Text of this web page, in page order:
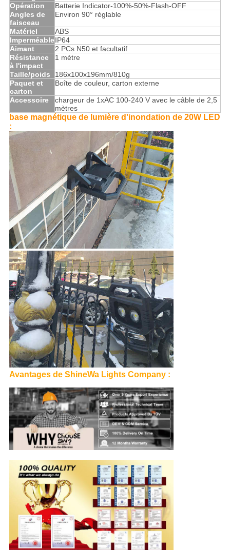
Opération
Batterie Indicator-100%-50%-Flash-OFF
Angles de
faisceau
Environ 90° réglable
Matériel
ABS
ImperméableIP64
Aimant
2 PCs N50 et facultatif
Résistance
à l'impact
1 mètre
Taille/poids
186x100x196mm/810g
Paquet et
carton
Boîte de couleur, carton externe
Accessoire
chargeur de 1xAC 100-240 V avec le câble de 2,5
mètres
base magnétique de lumière d'inondation de 20W LED
:
Avantages de ShineWa Lights Company :